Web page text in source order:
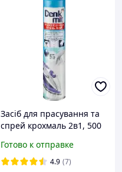
Засіб для прасування та
спрей крохмаль 2в1, 500
Готово к отправке
4.9 (7)